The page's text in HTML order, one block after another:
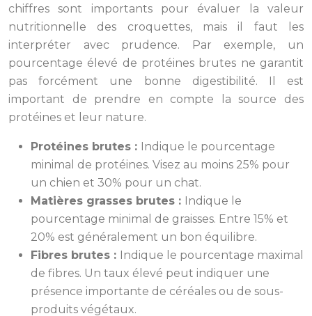
chiffres sont importants pour évaluer la valeur
nutritionnelle des croquettes, mais il faut les
interpréter avec prudence. Par exemple, un
pourcentage élevé de protéines brutes ne garantit
pas forcément une bonne digestibilité. Il est
important de prendre en compte la source des
protéines et leur nature.
Protéines brutes : Indique le pourcentage
minimal de protéines. Visez au moins 25% pour
un chien et 30% pour un chat.
Matières grasses brutes : Indique le
pourcentage minimal de graisses. Entre 15% et
20% est généralement un bon équilibre.
Fibres brutes : Indique le pourcentage maximal
de fibres. Un taux élevé peut indiquer une
présence importante de céréales ou de sous-
produits végétaux.